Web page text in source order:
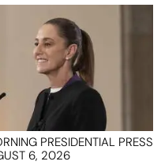
PRESIDENTIAL PRESS
6, 2026